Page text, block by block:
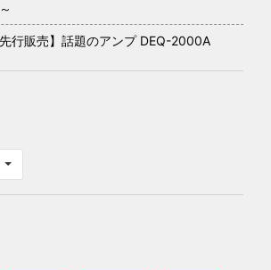
先行販売】話題のアンプ DEQ-2000A